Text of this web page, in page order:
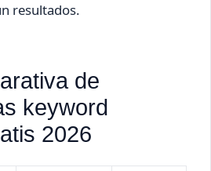
resultados.
de
keyword
2026